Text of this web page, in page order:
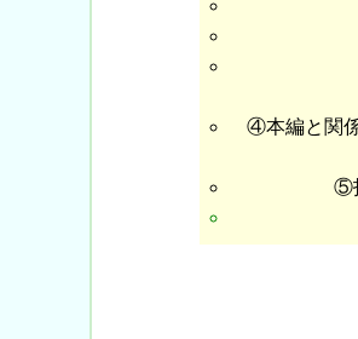
④本編と関
⑤